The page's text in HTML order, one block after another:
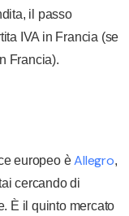
il passo
IVA in Francia (se
Francia).
europeo èAllegro,
cercando di
È il quinto mercato